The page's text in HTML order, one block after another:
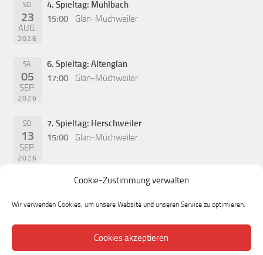
Cookie-Zustimmung verwalten
Wir verwenden Cookies, um unsere Website und unseren Service zu optimieren.
Cookies akzeptieren
SO.
23
AUG.
2026
4. Spieltag: Mühlbach
15:00
Glan-Müchweiler
SA.
05
SEP.
2026
6. Spieltag: Altenglan
17:00
Glan-Müchweiler
SO.
13
SEP.
2026
7. Spieltag: Herschweiler
15:00
Glan-Müchweiler